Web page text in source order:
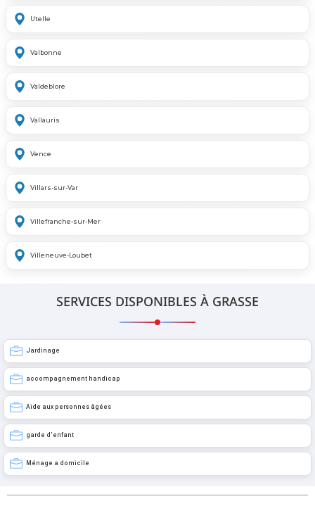
Utelle
Valbonne
Valdeblore
Vallauris
Vence
Villars-sur-Var
Villefranche-sur-Mer
Villeneuve-Loubet
SERVICES DISPONIBLES À GRASSE
Jardinage
accompagnement handicap
Aide aux personnes âgées
garde d’enfant
Ménage a domicile